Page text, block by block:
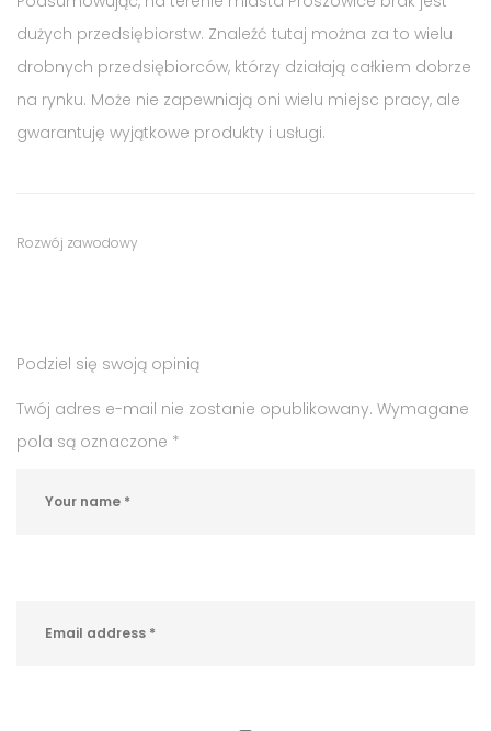
dużych przedsiębiorstw. Znaleźć tutaj można za to wielu
drobnych przedsiębiorców, którzy działają całkiem dobrze
na rynku. Może nie zapewniają oni wielu miejsc pracy, ale
gwarantuję wyjątkowe produkty i usługi.
Tags
w
Proszowicach
Category
Rozwój zawodowy
Podziel się swoją opinią
Twój adres e-mail nie zostanie opublikowany. Wymagane
pola są oznaczone *